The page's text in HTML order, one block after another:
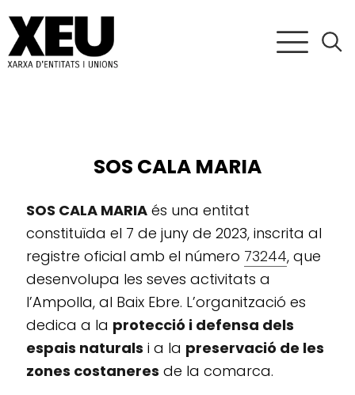
SOS CALA MARIA
SOS CALA MARIA és una entitat
constituïda el 7 de juny de 2023, inscrita al
registre oficial amb el número 73244, que
desenvolupa les seves activitats a
l’Ampolla, al Baix Ebre. L’organització es
dedica a la protecció i defensa dels
espais naturals i a la preservació de les
zones costaneres de la comarca.